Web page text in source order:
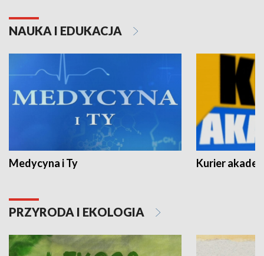
NAUKA I EDUKACJA
Medycyna i Ty Kurier
PRZYRODA I EKOLOGIA